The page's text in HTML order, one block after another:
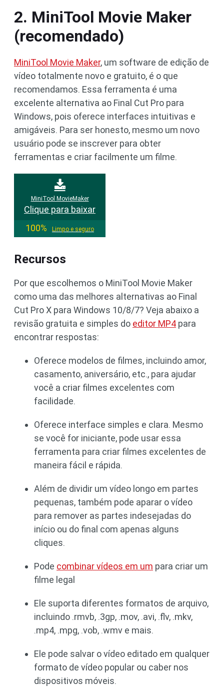
2. MiniTool Movie Maker
(recomendado)
MiniTool Movie Maker, um software de edição de
vídeo totalmente novo e gratuito, é o que
recomendamos. Essa ferramenta é uma
excelente alternativa ao Final Cut Pro para
Windows, pois oferece interfaces intuitivas e
amigáveis. Para ser honesto, mesmo um novo
usuário pode se inscrever para obter
ferramentas e criar facilmente um filme.
MiniTool MovieMaker
Clique para baixar
100%
Limpo e seguro
Recursos
Por que escolhemos o MiniTool Movie Maker
como uma das melhores alternativas ao Final
Cut Pro X para Windows 10/8/7? Veja abaixo a
revisão gratuita e simples do editor MP4 para
encontrar respostas:
Oferece modelos de filmes, incluindo amor,
casamento, aniversário, etc., para ajudar
você a criar filmes excelentes com
facilidade.
Oferece interface simples e clara. Mesmo
se você for iniciante, pode usar essa
ferramenta para criar filmes excelentes de
maneira fácil e rápida.
Além de dividir um vídeo longo em partes
pequenas, também pode aparar o vídeo
para remover as partes indesejadas do
início ou do final com apenas alguns
cliques.
Pode combinar vídeos em um para criar um
filme legal
Ele suporta diferentes formatos de arquivo,
incluindo .rmvb, .3gp, .mov, .avi, .flv, .mkv,
.mp4, .mpg, .vob, .wmv e mais.
Ele pode salvar o vídeo editado em qualquer
formato de vídeo popular ou caber nos
dispositivos móveis.